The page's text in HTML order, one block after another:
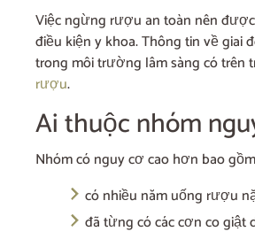
Việc ngừng rượu an toàn nên
điều kiện y khoa. Thông tin về giai
trong môi trường lâm sàng có trên
rượu.
Ai thuộc nhóm
Nhóm có nguy cơ cao hơn bao
có nhiều năm uống rượu
đã từng có các cơn co giật